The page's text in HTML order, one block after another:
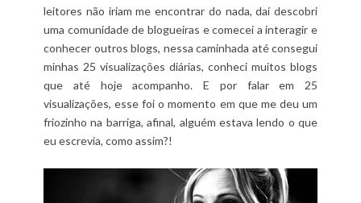
leitores não iriam me encontrar do nada, daí descobri
uma comunidade de blogueiras e comecei a interagir e
conhecer outros blogs, nessa caminhada até consegui
minhas 25 visualizações diárias, conheci muitos blogs
que até hoje acompanho. E por falar em 25
visualizações, esse foi o momento em que me deu um
friozinho na barriga, afinal, alguém estava lendo o que
eu escrevia, como assim?!